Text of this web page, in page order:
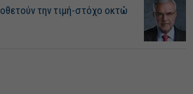
την τιμή-στόχο οκτώ